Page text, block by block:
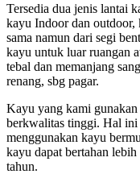
Tersedia dua jenis lantai
kayu Indoor dan outdoor,
sama namun dari segi
kayu untuk luar ruangan
tebal dan memanjang
renang, sbg pagar.
Kayu yang kami
berkwalitas tinggi. Hal ini
menggunakan kayu
kayu dapat bertahan
tahun.